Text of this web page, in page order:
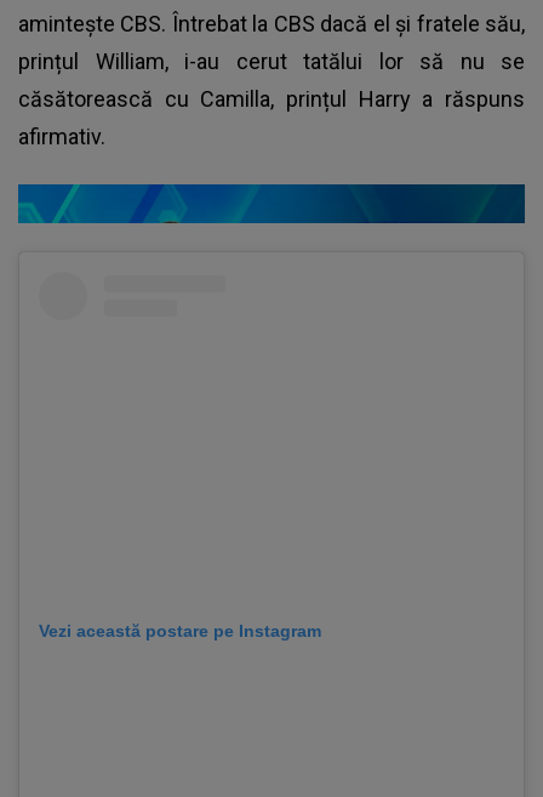
amintește CBS. Întrebat la CBS dacă el și fratele său,
prințul William, i-au cerut tatălui lor să nu se
căsătorească cu Camilla, prințul Harry a răspuns
afirmativ.
Vezi această postare pe Instagram